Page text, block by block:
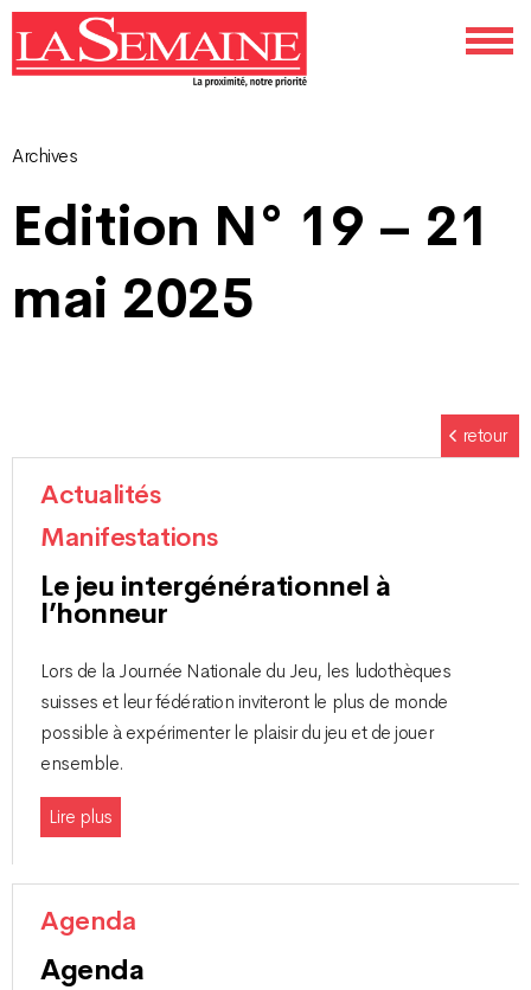
Archives
Edition N° 19 – 21
mai 2025
retour
Actualités
Manifestations
Le jeu intergénérationnel à
l’honneur
Lors de la Journée Nationale du Jeu, les ludothèques
suisses et leur fédération inviteront le plus de monde
possible à expérimenter le plaisir du jeu et de jouer
ensemble.
Lire plus
Agenda
Agenda
Navigation
des
articles